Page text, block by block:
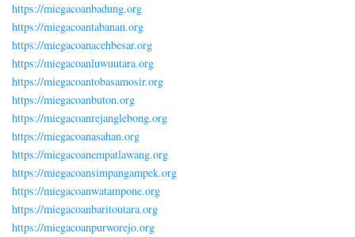
https://miegacoanbadung.org
https://miegacoantabanan.org
https://miegacoanacehbesar.org
https://miegacoanluwuutara.org
https://miegacoantobasamosir.org
https://miegacoanbuton.org
https://miegacoanrejanglebong.org
https://miegacoanasahan.org
https://miegacoanempatlawang.org
https://miegacoansimpangampek.org
https://miegacoanwatampone.org
https://miegacoanbaritoutara.org
https://miegacoanpurworejo.org